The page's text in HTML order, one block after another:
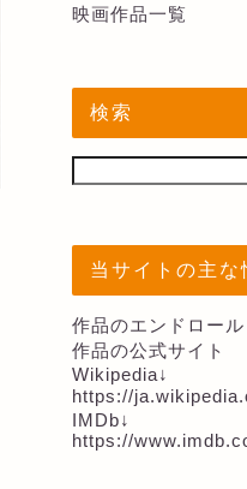
映画作品一覧
検索
当サイトの主な
作品のエンドロー
作品の公式サイト
Wikipedia↓
https://
IMDb↓
https://